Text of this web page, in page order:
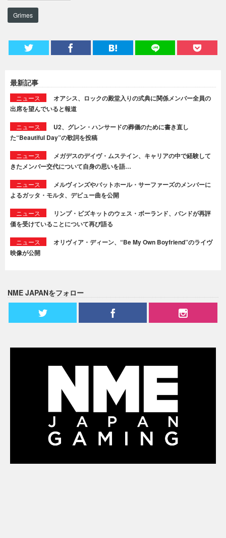
Grimes
最新記事
ニュース
オアシス、ロックの殿堂入りの式典に関係メンバー全員の
出席を望んでいると報道
ニュース
U2、グレン・ハンサードの葬儀のために書き直し
た“Beautiful Day”の歌詞を投稿
ニュース
メガデスのデイヴ・ムステイン、キャリアの中で経験して
きたメンバー交代について自身の思いを語…
ニュース
メルヴィンズやバットホール・サーファーズのメンバーに
よるガッタ・モルタ、デビュー曲を公開
ニュース
リンプ・ビズキットのウェス・ボーランド、バンドが再評
価を受けていることについて再び語る
ニュース
オリヴィア・ディーン、“Be My Own Boyfriend”のライヴ
映像が公開
NME JAPANをフォロー